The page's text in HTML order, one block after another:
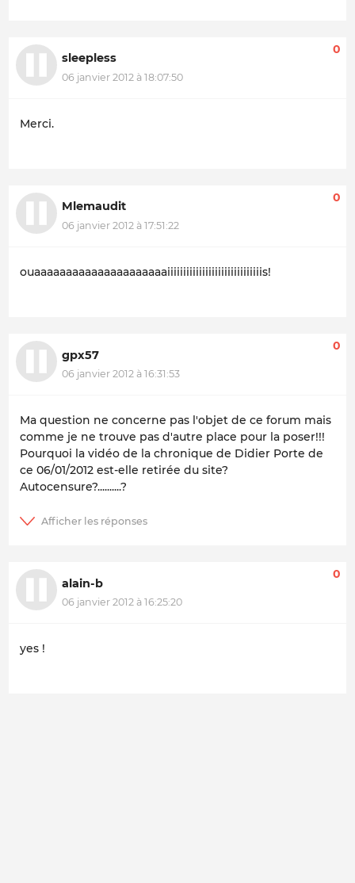
sleepless
06 janvier 2012 à 18:07:50
0
Merci.
Mlemaudit
06 janvier 2012 à 17:51:22
0
ouaaaaaaaaaaaaaaaaaaaaaiiiiiiiiiiiiiiiiiiiiiiiiiiiiiis!
gpx57
06 janvier 2012 à 16:31:53
0
Ma question ne concerne pas l'objet de ce forum mais
comme je ne trouve pas d'autre place pour la poser!!!
Pourquoi la vidéo de la chronique de Didier Porte de
ce 06/01/2012 est-elle retirée du site?
Autocensure?..........?
alain-b
06 janvier 2012 à 16:25:20
0
yes !